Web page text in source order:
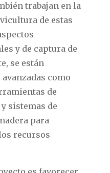
trabajan en la
de estas
y de captura de
se están
como
de
sistemas de
para
recursos